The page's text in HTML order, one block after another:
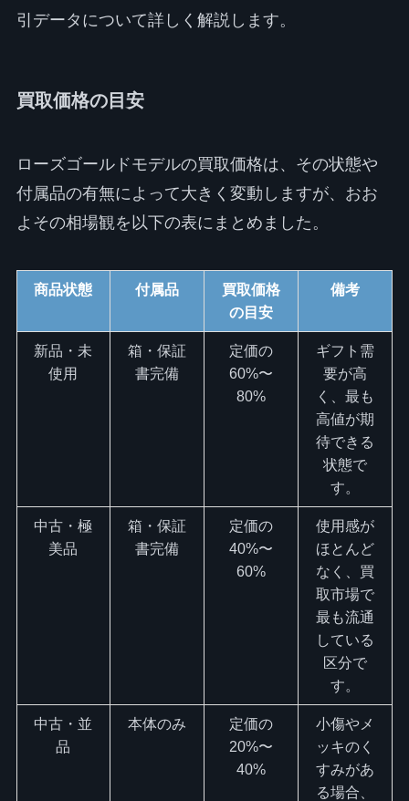
引データについて詳しく解説します。
買取価格の目安
ローズゴールドモデルの買取価格は、その状態や
付属品の有無によって大きく変動しますが、おお
よその相場観を以下の表にまとめました。
商品状態 付属品
買取価格
の目安
備考
新品・未
使用
箱・保証
書完備
定価の
60%〜
80%
ギフト需
要が高
く、最も
高値が期
待できる
状態で
す。
中古・極
美品
箱・保証
書完備
定価の
40%〜
60%
使用感が
ほとんど
なく、買
取市場で
最も流通
している
区分で
す。
中古・並
品
本体のみ
定価の
20%〜
40%
小傷やメ
ッキのく
すみがあ
る場合、